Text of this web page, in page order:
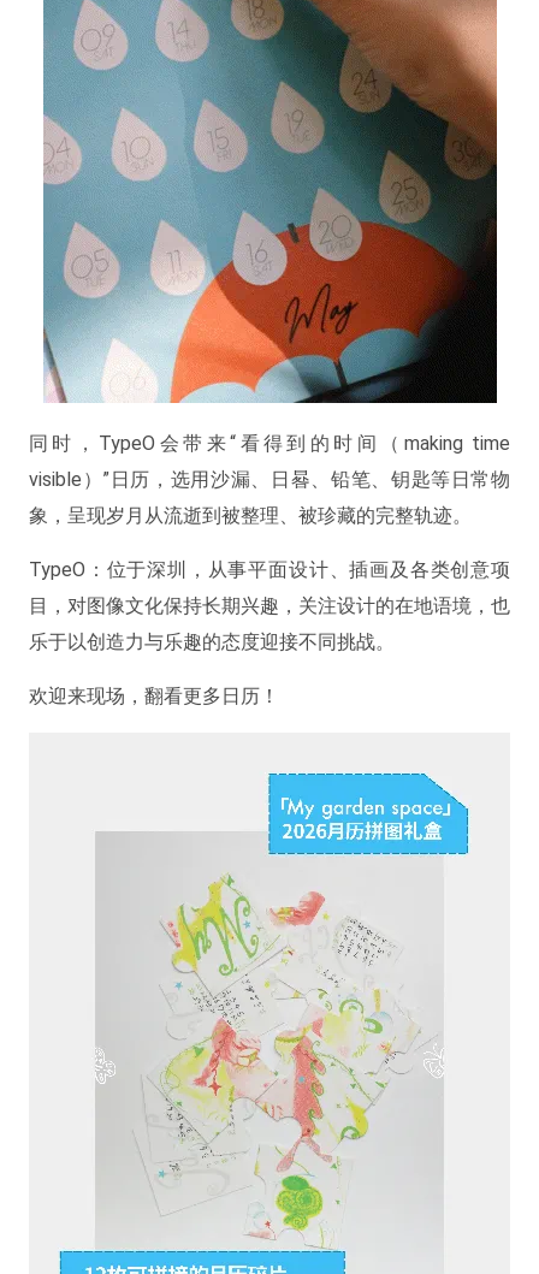
同时，TypeO会带来“看得到的时间（making time
visible）”日历，选用沙漏、日晷、铅笔、钥匙等日常物
象，呈现岁月从流逝到被整理、被珍藏的完整轨迹。
TypeO：位于深圳，从事平面设计、插画及各类创意项
目，对图像文化保持长期兴趣，关注设计的在地语境，也
乐于以创造力与乐趣的态度迎接不同挑战。
欢迎来现场，翻看更多日历！